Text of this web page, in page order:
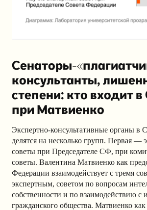
Сенаторы-
консультанты,
степени: кто входит
при Матвиенко
Экспертно-консультативные органы в
делятся на несколько групп. Первая —
советы при Председателе СФ, при
советы. Валентина Матвиенко как
Федерации взаимодействует с тремя
экспертным, советом по вопросам
собственности и по взаимодействию с
гражданского общества. Матвиенко как